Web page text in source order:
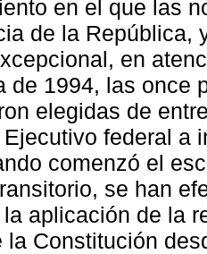
en el que las
de la República,
en
de 1994, las once
elegidas de
federal a
comenzó el
se han
aplicación de la
la Constitución